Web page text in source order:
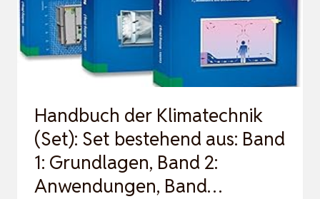
Handbuch der Klimatechnik
(Set): Set bestehend aus: Band
1: Grundlagen, Band 2:
Anwendungen, Band…